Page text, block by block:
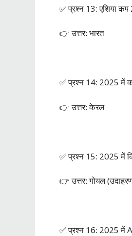
✅ प्रश्न 13: एशिया
👉 उत्तर: भारत
✅ प्रश्न 14: 2025 में
👉 उत्तर: केरल
✅ प्रश्न 15: 2025 में
👉 उत्तर: गोयल
✅ प्रश्न 16: 2025 में